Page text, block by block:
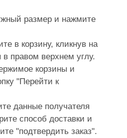
размер и нажмите
в корзину, кликнув на
в правом верхнем углу.
корзины и
"Перейти к
данные получателя
способ доставки и
"подтвердить заказ".